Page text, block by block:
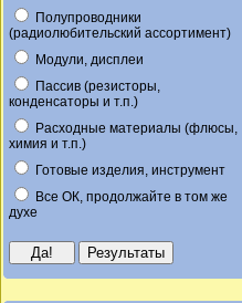
Полупроводники
(радиолюбительский ассортимент)
Модули, дисплеи
Пассив (резисторы,
конденсаторы и т.п.)
Расходные материалы (флюсы,
химия и т.п.)
Готовые изделия, инструмент
Все ОК, продолжайте в том же
духе